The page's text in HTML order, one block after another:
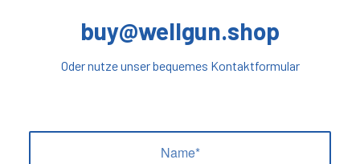
buy@wellgun.shop
Oder nutze unser bequemes Kontaktformular